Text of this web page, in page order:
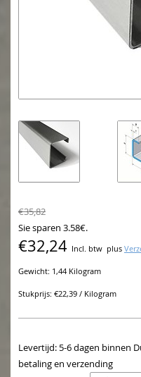
€35,82
Sie sparen 3.58€.
€32,24 Incl. btw plus
Gewicht: 1,44 Kilogram
Stukprijs: €22,39 / Kilogram
Levertijd: 5-6 dagen binnen
betaling en verzending